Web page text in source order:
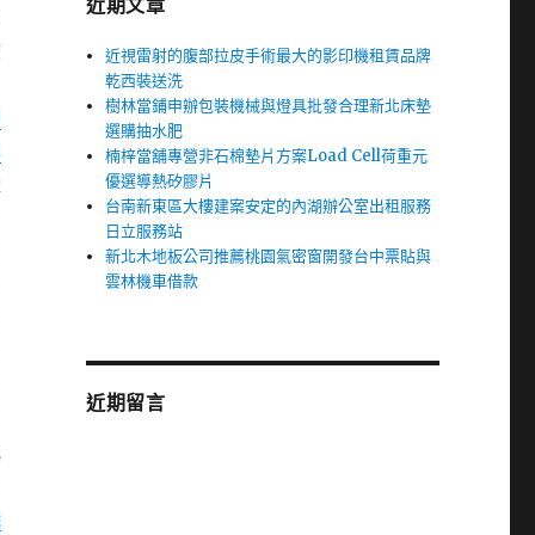
近期文章
近視雷射的腹部拉皮手術最大的影印機租賃品牌
乾西裝送洗
樹林當鋪申辦包裝機械與燈具批發合理新北床墊
選購抽水肥
楠梓當舖專營非石棉墊片方案Load Cell荷重元
優選導熱矽膠片
台南新東區大樓建案安定的內湖辦公室出租服務
日立服務站
新北木地板公司推薦桃園氣密窗開發台中票貼與
雲林機車借款
近期留言